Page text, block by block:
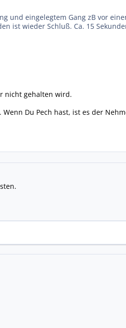
und eingelegtem Gang zB vor
ist wieder Schluß. Ca. 15
nicht gehalten wird.
Du Pech hast, ist es der